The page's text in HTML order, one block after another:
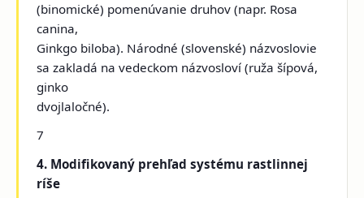
(binomické) pomenúvanie druhov (napr. Rosa
canina,
Ginkgo biloba). Národné (slovenské) názvoslovie
sa zakladá na vedeckom názvosloví (ruža šípová,
ginko
dvojlaločné).
7
4. Modifikovaný prehľad systému rastlinnej
ríše